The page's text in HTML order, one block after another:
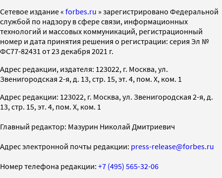
Cетевое издание « forbes.ru » зарегистрировано Федеральной
службой по надзору в сфере связи, информационных
технологий и массовых коммуникаций, регистрационный
номер и дата принятия решения о регистрации: серия Эл №
ФС77-82431 от 23 декабря 2021 г.
Адрес редакции, издателя: 123022, г. Москва, ул.
Звенигородская 2-я, д. 13, стр. 15, эт. 4, пом. X, ком. 1
Адрес редакции: 123022, г. Москва, ул. Звенигородская 2-я, д.
13, стр. 15, эт. 4, пом. X, ком. 1
Главный редактор: Мазурин Николай Дмитриевич
Адрес электронной почты редакции: press-release@forbes.ru
Номер телефона редакции: +7 (495) 565-32-06